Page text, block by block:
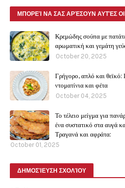
ΜΠΟΡΕΊ ΝΑ ΣΑΣ ΑΡΈΣΟΥΝ ΑΥΤΈΣ
Κρεμώδης σούπα με
αρωματική και γεμάτη
October 20, 2025
Γρήγορο, απλό και θεϊκό:
ντοματίνια και φέτα
October 04, 2025
Το τέλειο μείγμα για
ένα συστατικό στα αυγά
Τραγανά και αφράτα:
October 01, 2025
ΔΗΜΟΣΊΕΥΣΗ ΣΧΟΛΊΟΥ